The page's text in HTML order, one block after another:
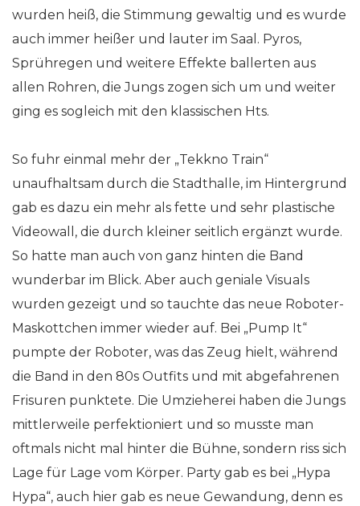
wurden heiß, die Stimmung gewaltig und es wurde
auch immer heißer und lauter im Saal. Pyros,
Sprühregen und weitere Effekte ballerten aus
allen Rohren, die Jungs zogen sich um und weiter
ging es sogleich mit den klassischen Hts.
So fuhr einmal mehr der „Tekkno Train“
unaufhaltsam durch die Stadthalle, im Hintergrund
gab es dazu ein mehr als fette und sehr plastische
Videowall, die durch kleiner seitlich ergänzt wurde.
So hatte man auch von ganz hinten die Band
wunderbar im Blick. Aber auch geniale Visuals
wurden gezeigt und so tauchte das neue Roboter-
Maskottchen immer wieder auf. Bei „Pump It“
pumpte der Roboter, was das Zeug hielt, während
die Band in den 80s Outfits und mit abgefahrenen
Frisuren punktete. Die Umzieherei haben die Jungs
mittlerweile perfektioniert und so musste man
oftmals nicht mal hinter die Bühne, sondern riss sich
Lage für Lage vom Körper. Party gab es bei „Hypa
Hypa“, auch hier gab es neue Gewandung, denn es